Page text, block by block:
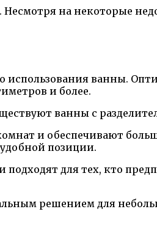
на некоторые
использования ванны.
и более.
ванны с
и обеспечивают
позиции.
для тех, кто
решением для